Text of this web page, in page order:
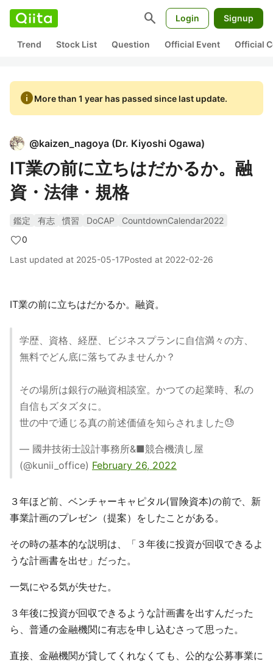
search Login Signup
Trend Stock List Question Official Event Official
infoMore than 1 year has passed since last update.
@kaizen_nagoya (Dr. Kiyoshi Ogawa)
IT業の前に立ちはだかるか。融
資・法律・規格
鑑定 有志 慣習 DoCAP
CountdownCalendar2022
0
Last updated at 2025-05-17Posted at 2022-02-26
IT業の前に立ちはだかるか。融資。
学歴、資格、経歴、ビジネスプランに自信満々の方、
無料でどん底に落ちてみませんか？
その場所は銀行の融資相談室。かつての起業時、私の
自信もズタズタに。
世の中で通じる真の前述価値を知らされました😓
— 國井技術士設計事務所&■競合機潰し屋
(@kunii_office) February 26, 2022
３年ほど前、ベンチャーキャピタル(冒険資本)の前で、新
事業計画のプレゼン（提案）をしたことがある。
その時の基本的な説明は、「３年後に投資が回収できるよ
うな計画書を出せ」だった。
一気にやる気が失せた。
３年後に投資が回収できるような計画書を出すんだった
ら、普通の金融機関に有志を申し込むさって思った。
直接、金融機関が貸してくれなくても、公的な公募事業に